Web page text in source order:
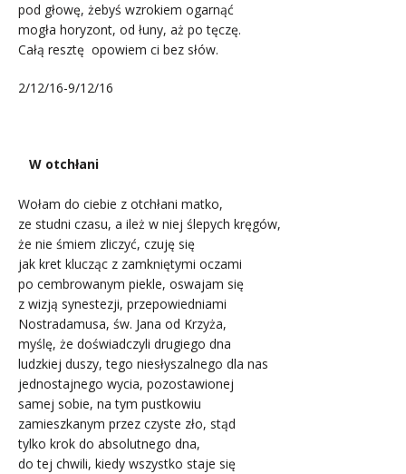
pod głowę, żebyś wzrokiem ogarnąć
mogła horyzont, od łuny, aż po tęczę.
Całą resztę opowiem ci bez słów.
2/12/16-9/12/16
W otchłani
Wołam do ciebie z otchłani matko,
ze studni czasu, a ileż w niej ślepych kręgów,
że nie śmiem zliczyć, czuję się
jak kret klucząc z zamkniętymi oczami
po cembrowanym piekle, oswajam się
z wizją synestezji, przepowiedniami
Nostradamusa, św. Jana od Krzyża,
myślę, że doświadczyli drugiego dna
ludzkiej duszy, tego niesłyszalnego dla nas
jednostajnego wycia, pozostawionej
samej sobie, na tym pustkowiu
zamieszkanym przez czyste zło, stąd
tylko krok do absolutnego dna,
do tej chwili, kiedy wszystko staje się